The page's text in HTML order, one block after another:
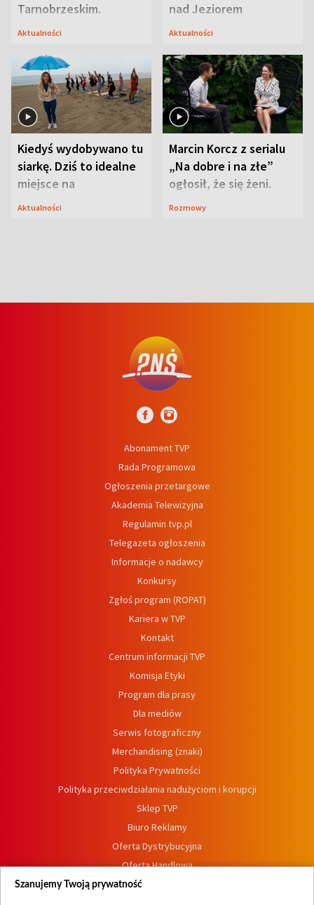
Tarnobrzeskim.
Przyrodnicy zwracają
Aktualności
nad Jeziorem
Tarnobrzeskim
Aktualności
Kiedyś wydobywano tu
siarkę. Dziś to idealne
miejsce na
wypoczynek
Aktualności
Marcin Korcz z serialu
„Na dobre i na złe”
ogłosił, że się żeni.
Zdradził, co zmienił
Rozmowy
Abonament TVP
Rada Programowa
Ogłoszenia przetargowe
Akademia Telewizyjna
Regulamin tvp.pl
Telegazeta ogłoszenia
Informacje o nadawcy
Konkursy
Zgłoś program (ROPAT)
Kariera w TVP
Kontakt
Centrum informacji TVP
Komisja Etyki
Program dla prasy
Dla mediów
Serwis fotograficzny
Merchandising (znaki)
Polityka Prywatności
Polityka przeciwdziałania nadużyciom i korupcji
Sklep TVP
Biuro Reklamy
Oferta Dystrybucyjna
Oferta Handlowa
Dostępność
Szanujemy Twoją prywatność